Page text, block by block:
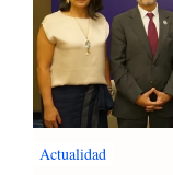
Actualidad